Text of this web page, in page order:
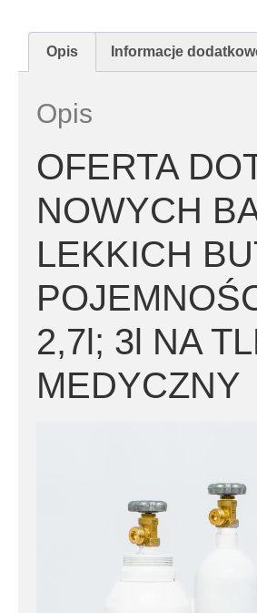
Opis Informacje
Opis
OFERTA
NOWYCH
LEKKICH
2,7l; 3l NA
MEDYCZNY